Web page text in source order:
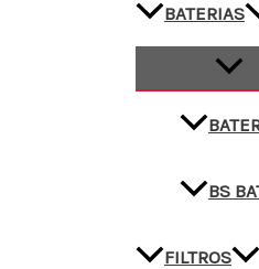
BATERIAS
BS
FILTROS